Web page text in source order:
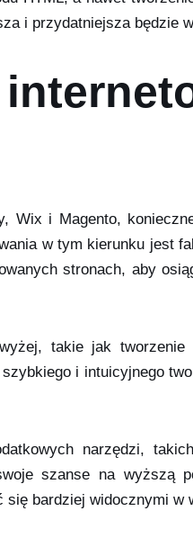
i przydatniejsza będzie
i Magento,
w tym kierunku jest
stronach, aby
takie jak tworzenie
i intuicyjnego
narzędzi,
szanse na wyższą
bardziej widocznymi w